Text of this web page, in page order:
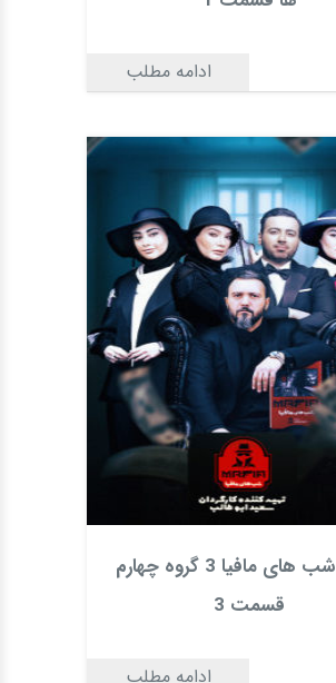
ادامه مطلب
دانلود شب های مافیا 3 گروه چهارم
قسمت 3
ادامه مطلب